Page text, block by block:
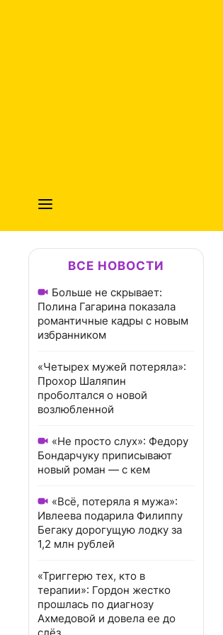
ВСЕ НОВОСТИ
Больше не скрывает:
Полина Гагарина показала
романтичные кадры с новым
избранником
«Четырех мужей потеряла»:
Прохор Шаляпин
проболтался о новой
возлюбленной
«Не просто слух»: Федору
Бондарчуку приписывают
новый роман — с кем
«Всё, потеряла я мужа»:
Ивлеева подарила Филиппу
Бегаку дорогущую лодку за
1,2 млн рублей
«Триггерю тех, кто в
терапии»: Гордон жестко
прошлась по диагнозу
Ахмедовой и довела ее до